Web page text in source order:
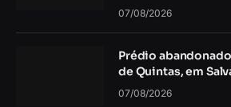
07/08/2026
Prédio
de Quintas, em
07/08/2026